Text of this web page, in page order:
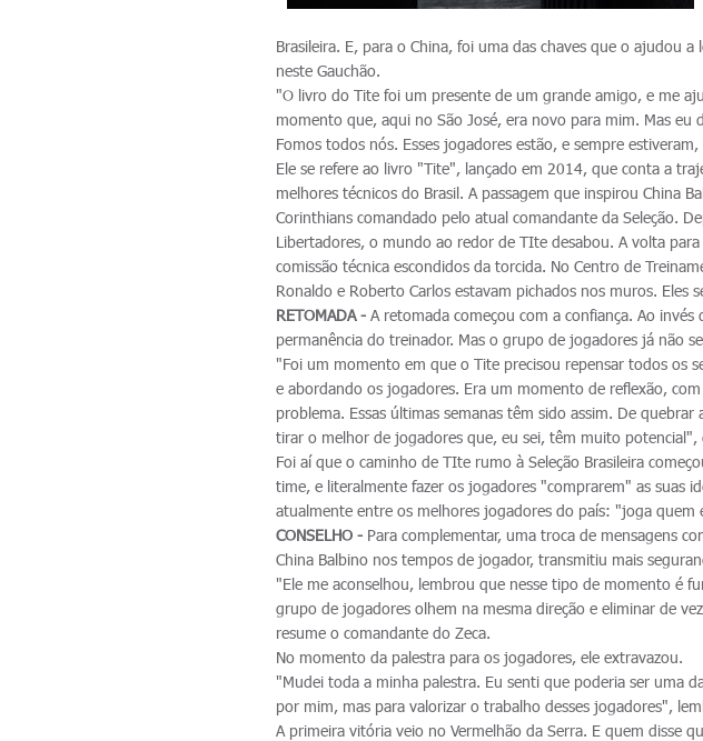
Brasileira. E, para o China, foi uma das chaves que o ajudou
neste Gauchão.
"O livro do Tite foi um presente de um grande amigo, e me
momento que, aqui no São José, era novo para mim. Mas eu
Fomos todos nós. Esses jogadores estão, e sempre
Ele se refere ao livro "Tite", lançado em 2014, que conta a
melhores técnicos do Brasil. A passagem que inspirou China
Corinthians comandado pelo atual comandante da Seleção.
Libertadores, o mundo ao redor de TIte desabou. A volta
comissão técnica escondidos da torcida. No Centro de
Ronaldo e Roberto Carlos estavam pichados nos muros. Eles
RETOMADA -A retomada começou com a confiança. Ao
permanência do treinador. Mas o grupo de jogadores já não
"Foi um momento em que o Tite precisou repensar todos os
e abordando os jogadores. Era um momento de reflexão,
problema. Essas últimas semanas têm sido assim. De
tirar o melhor de jogadores que, eu sei, têm muito potencial",
Foi aí que o caminho de TIte rumo à Seleção Brasileira
time, e literalmente fazer os jogadores "comprarem" as suas
atualmente entre os melhores jogadores do país: "joga quem
CONSELHO - Para complementar, uma troca de mensagens
China Balbino nos tempos de jogador, transmitiu mais
"Ele me aconselhou, lembrou que nesse tipo de momento é
grupo de jogadores olhem na mesma direção e eliminar de
resume o comandante do Zeca.
No momento da palestra para os jogadores, ele extravazou.
"Mudei toda a minha palestra. Eu senti que poderia ser uma
por mim, mas para valorizar o trabalho desses jogadores",
A primeira vitória veio no Vermelhão da Serra. E quem disse